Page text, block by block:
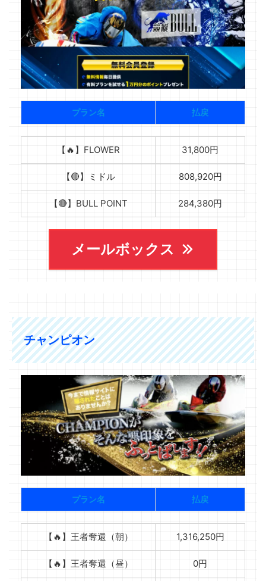
プラン名 払戻
【🔥】FLOWER 31,800円
【🔴】ミドル 808,920円
【🔴】BULL POINT 284,380円
メールボックス
チャンピオン
プラン名 払戻
【🔥】王者奪還（朝） 1,316,250円
【🔥】王者奪還（昼） 0円